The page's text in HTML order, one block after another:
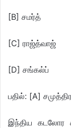
[B] சமர்த்
[C] ராஜ்த்வாஜ்
[D] சங்கல்ப்
பதில்: [A]
இந்திய கடலோர